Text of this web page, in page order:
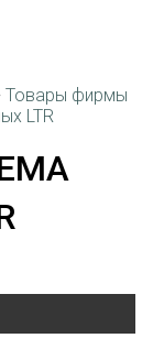
Товары фирмы
LTR